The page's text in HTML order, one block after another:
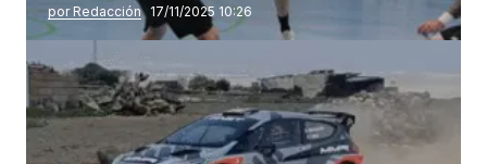
por Redacción 17/11/2025 10:26